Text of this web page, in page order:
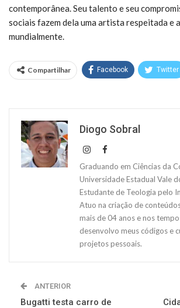
contemporânea. Seu talento e seu
sociais fazem dela uma artista respeitada e
mundialmente.
Compartilhar Facebook Twitter
Diogo Sobral
Graduando em Ciências da
Universidade Estadual Vale
Estudante de Teologia pelo
Atuo na criação de
mais de 04 anos e nos
desenvolvo meus códigos e
projetos pessoais.
ANTERIOR
Bugatti testa carro de